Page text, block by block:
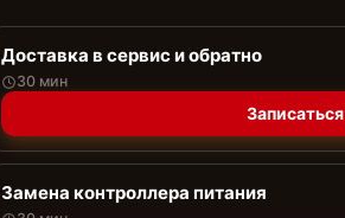
Доставка в сервис и обратно
30 мин
Записаться
Замена контроллера питания